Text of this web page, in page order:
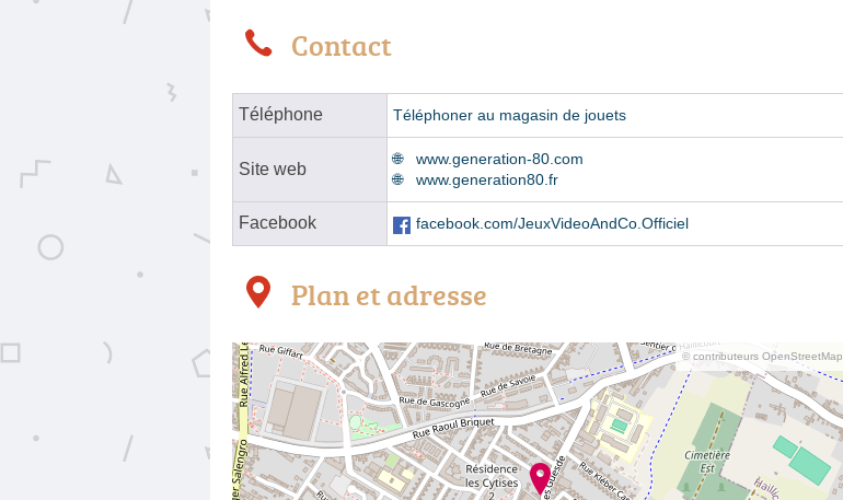
Contact
Téléphone Téléphoner au magasin de jouets
Site web
www.generation-80.com
www.generation80.fr
Facebook facebook.com/JeuxVideoAndCo.Officiel
Plan et adresse
© contributeurs OpenStreetMap